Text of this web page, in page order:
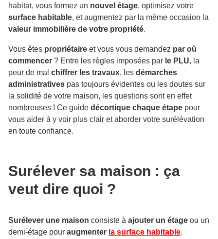
habitat, vous formez un nouvel étage, optimisez votre
surface habitable, et augmentez par la même occasion la
valeur immobilière de votre propriété.
Vous êtes propriétaire et vous vous demandez par où
commencer ? Entre les règles imposées par le PLU, la
peur de mal chiffrer les travaux, les démarches
administratives pas toujours évidentes ou les doutes sur
la solidité de votre maison, les questions sont en effet
nombreuses ! Ce guide décortique chaque étape pour
vous aider à y voir plus clair et aborder votre surélévation
en toute confiance.
Surélever sa maison : ça
veut dire quoi ?
Surélever une maison consiste à ajouter un étage ou un
demi-étage pour augmenter la surface habitable.